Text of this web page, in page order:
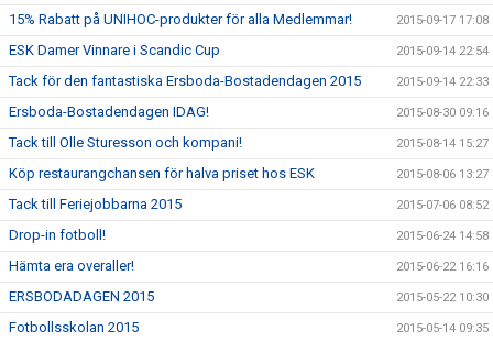
15% Rabatt på UNIHOC-produkter för alla Medlemmar! 2015-09-17 17:08
ESK Damer Vinnare i Scandic Cup 2015-09-14 22:54
Tack för den fantastiska Ersboda-Bostadendagen 2015 2015-09-14 22:33
Ersboda-Bostadendagen IDAG! 2015-08-30 09:16
Tack till Olle Sturesson och kompani! 2015-08-14 15:27
Köp restaurangchansen för halva priset hos ESK 2015-08-06 13:27
Tack till Feriejobbarna 2015 2015-07-06 08:52
Drop-in fotboll! 2015-06-24 14:58
Hämta era overaller! 2015-06-22 16:16
ERSBODADAGEN 2015 2015-05-22 10:30
Fotbollsskolan 2015 2015-05-14 09:35